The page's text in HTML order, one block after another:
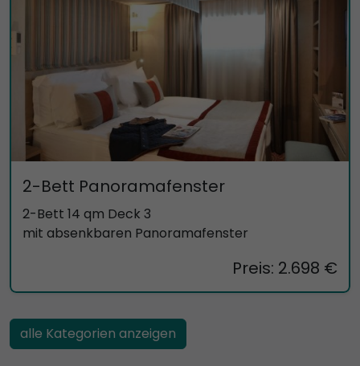
2-Bett Panoramafenster
2-Bett 14 qm Deck 3
mit absenkbaren Panoramafenster
Preis: 2.698 €
alle Kategorien anzeigen